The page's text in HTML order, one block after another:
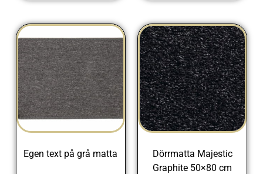
Egen text på grå matta
Dörrmatta Majestic
Graphite 50×80 cm